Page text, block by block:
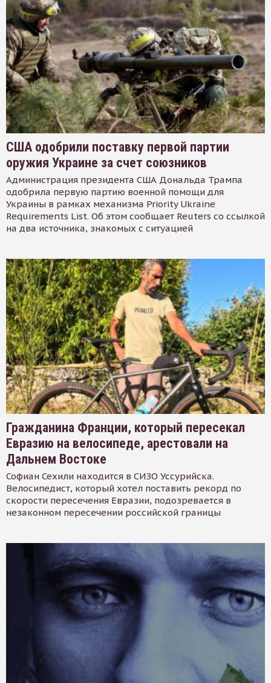
США одобрили поставку первой партии
оружия Украине за счет союзников
Администрация президента США Дональда Трампа
одобрила первую партию военной помощи для
Украины в рамках механизма Priority Ukraine
Requirements List. Об этом сообщает Reuters со ссылкой
на два источника, знакомых с ситуацией
Гражданина Франции, который пересекал
Евразию на велосипеде, арестовали на
Дальнем Востоке
Софиан Сехили находится в СИЗО Уссурийска.
Велосипедист, который хотел поставить рекорд по
скорости пересечения Евразии, подозревается в
незаконном пересечении российской границы